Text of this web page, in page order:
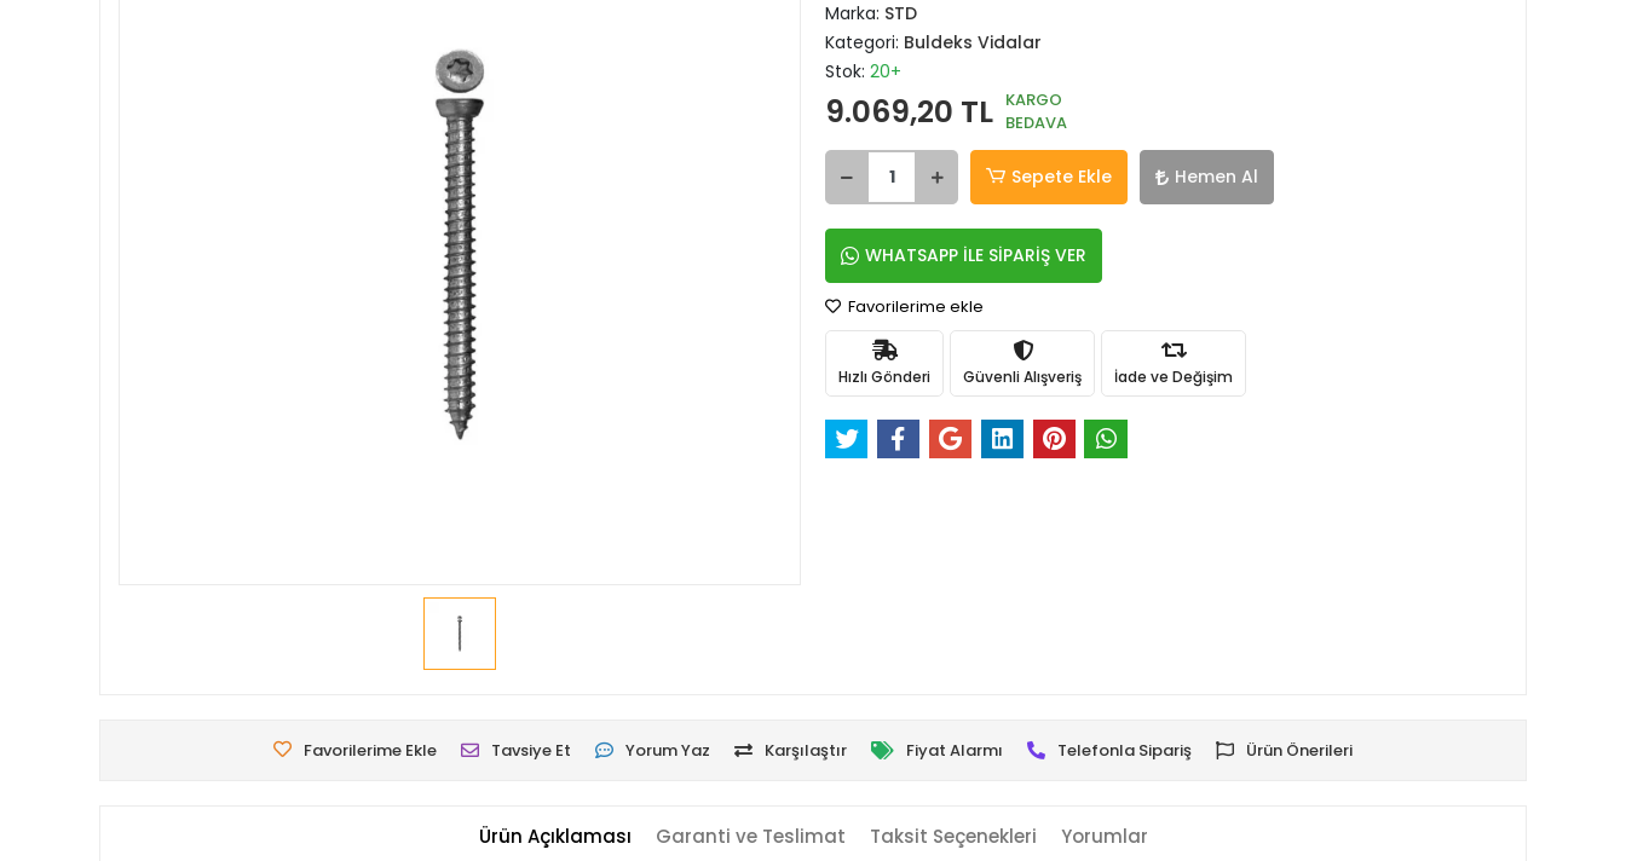
Marka: STD
Kategori: Buldeks Vidalar
Stok: 20+
9.069,20 TL KARGO
BEDAVA
Sepete Ekle Hemen Al
WHATSAPP İLE SİPARİŞ VER
Favorilerime ekle
Hızlı Gönderi Güvenli Alışveriş İade ve Değişim
Favorilerime Ekle Tavsiye Et Yorum Yaz Karşılaştır Fiyat Alarmı Telefonla Sipariş Ürün Önerileri
Ürün Açıklaması Garanti ve Teslimat Taksit Seçenekleri Yorumlar